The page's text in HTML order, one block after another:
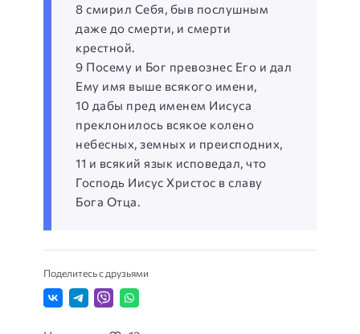
8 смирил Себя, быв послушным
даже до смерти, и смерти
крестной.
9 Посему и Бог превознес Его и дал
Ему имя выше всякого имени,
10 дабы пред именем Иисуса
преклонилось всякое колено
небесных, земных и преисподних,
11 и всякий язык исповедал, что
Господь Иисус Христос в славу
Бога Отца.
Поделитесь с друзьями